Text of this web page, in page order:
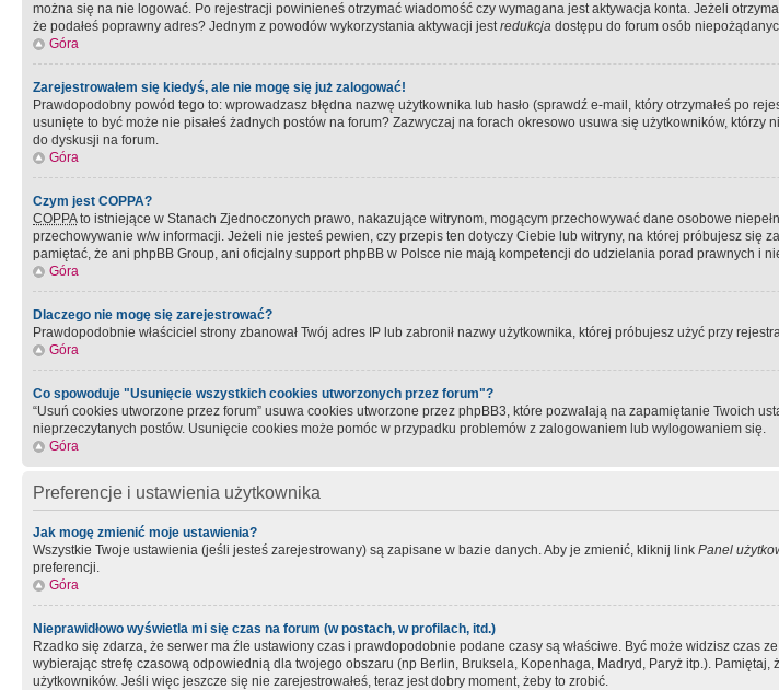
można się na nie logować. Po rejestracji powinieneś otrzymać wiadomość czy wymagana jest aktywacja konta. Jeżeli
że podałeś poprawny adres? Jednym z powodów wykorzystania aktywacji jestredukcja dostępu do forum osób
Góra
Zarejestrowałem się kiedyś, ale nie mogę się już zalogować!
Prawdopodobny powód tego to: wprowadzasz błędna nazwę użytkownika lub hasło (sprawdź e-mail, który otrzymałeś po
usunięte to być może nie pisałeś żadnych postów na forum? Zazwyczaj na forach okresowo usuwa się użytkowników,
do dyskusji na forum.
Góra
Czym jest COPPA?
COPPAto istniejące w Stanach Zjednoczonych prawo, nakazujące witrynom, mogącym przechowywać dane osobowe
przechowywanie w/w informacji. Jeżeli nie jesteś pewien, czy przepis ten dotyczy Ciebie lub witryny, na której próbujesz
pamiętać, że ani phpBB Group, ani oficjalny support phpBB w Polsce nie mają kompetencji do udzielania porad prawnych i
Góra
Dlaczego nie mogę się zarejestrować?
Prawdopodobnie właściciel strony zbanował Twój adres IP lub zabronił nazwy użytkownika, której próbujesz użyć przy
Góra
Co spowoduje "Usunięcie wszystkich cookies utworzonych przez forum"?
“Usuń cookies utworzone przez forum” usuwa cookies utworzone przez phpBB3, które pozwalają na zapamiętanie Twoich
nieprzeczytanych postów. Usunięcie cookies może pomóc w przypadku problemów z zalogowaniem lub wylogowaniem się.
Góra
Preferencje i ustawienia użytkownika
Jak mogę zmienić moje ustawienia?
Wszystkie Twoje ustawienia (jeśli jesteś zarejestrowany) są zapisane w bazie danych. Aby je zmienić, kliknij link Panel
preferencji.
Góra
Nieprawidłowo wyświetla mi się czas na forum (w postach, w profilach, itd.)
Rzadko się zdarza, że serwer ma źle ustawiony czas i prawdopodobnie podane czasy są właściwe. Być może widzisz
wybierając strefę czasową odpowiednią dla twojego obszaru (np Berlin, Bruksela, Kopenhaga, Madryd, Paryż itp.).
użytkowników. Jeśli więc jeszcze się nie zarejestrowałeś, teraz jest dobry moment, żeby to zrobić.